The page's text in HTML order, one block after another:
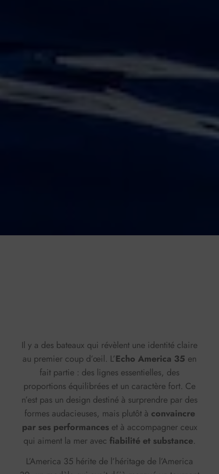
Il y a des bateaux qui révèlent une identité claire
au premier coup d’œil. L’Echo America 35 en
fait partie : des lignes essentielles, des
proportions équilibrées et un caractère fort. Ce
n’est pas un design destiné à surprendre par des
formes audacieuses, mais plutôt à convaincre
par ses performanceset à accompagner ceux
qui aiment la mer avec fiabilité et substance.
L’America 35 hérite de l’héritage de l’America